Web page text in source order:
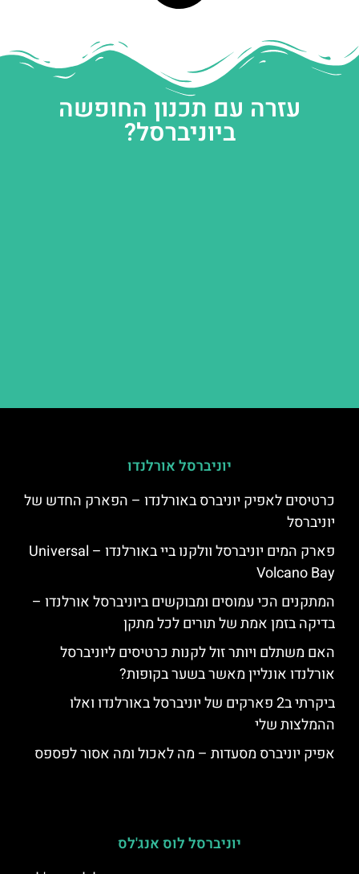
עזרה עם תכנון החופשה
ביוניברסל?
יוניברסל אורלנדו
כרטיסים לאפיק יוניברס באורלנדו – הפארק החדש של
יוניברסל
פארק המים יוניברסל וולקנו ביי באורלנדו – Universal
Volcano Bay
המתקנים הכי עמוסים ומבוקשים ביוניברסל אורלנדו –
בדיקה בזמן אמת של תורים לכל מתקן
האם משתלם ויותר זול לקנות כרטיסים ליוניברסל
אורלנדו אונליין מאשר בשער בקופות?
ביקרתי ב2 פארקים של יוניברסל באורלנדו ואלו
ההמלצות שלי
אפיק יוניברס מסעדות – מה לאכול ומה אסור לפספס
יוניברסל לוס אנג'לס